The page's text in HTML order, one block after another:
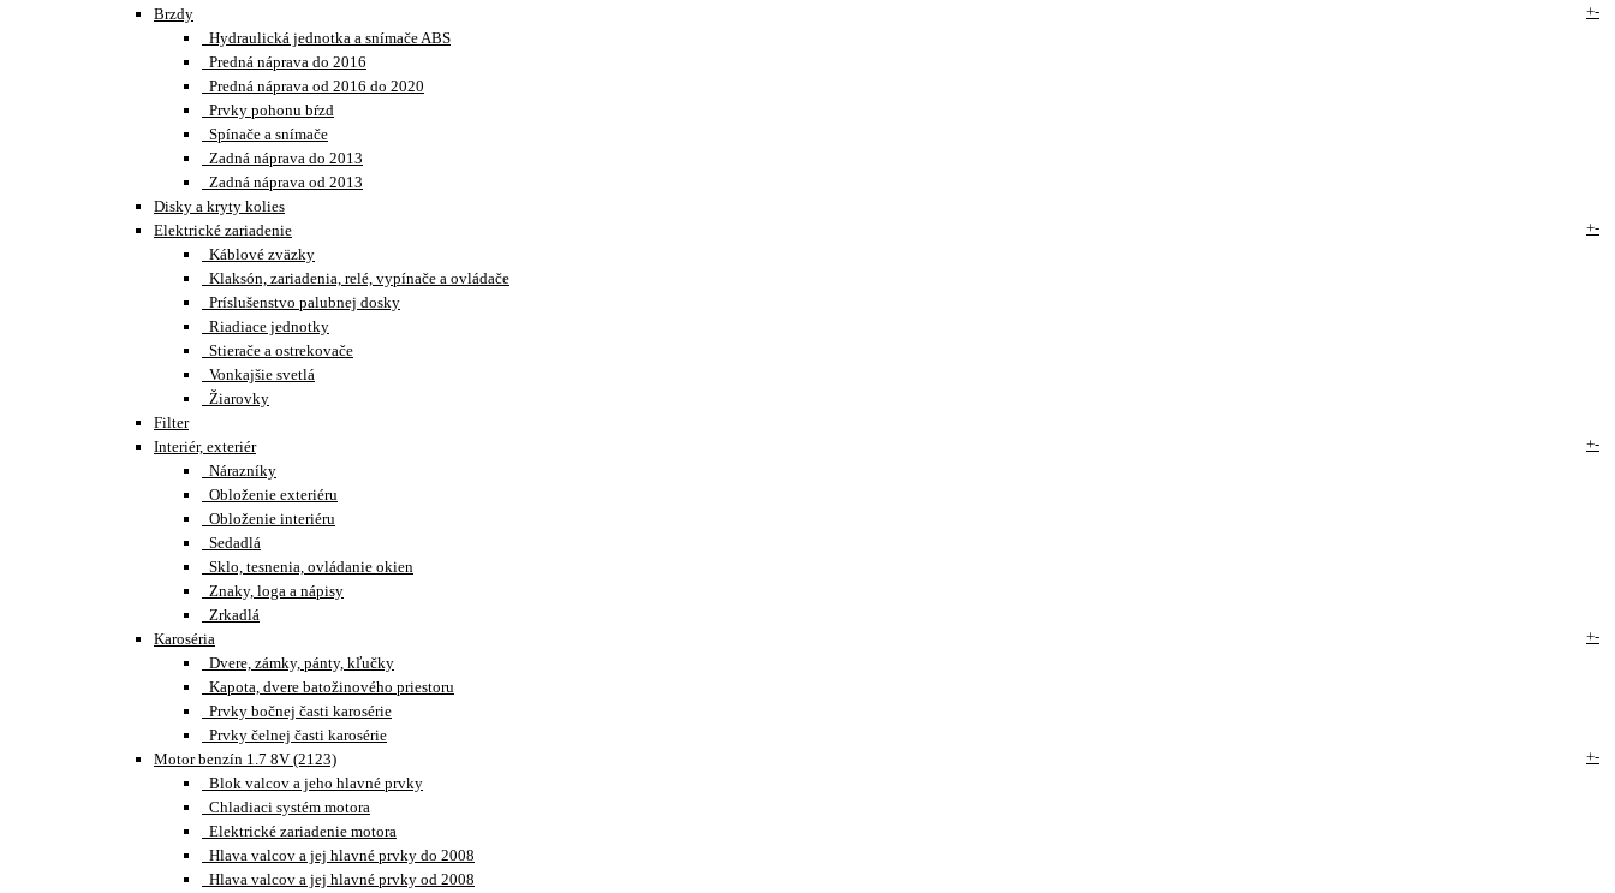
Brzdy
+-
Hydraulická jednotka a snímače ABS
Predná náprava do 2016
Predná náprava od 2016 do 2020
Prvky pohonu bŕzd
Spínače a snímače
Zadná náprava do 2013
Zadná náprava od 2013
Disky a kryty kolies
Elektrické zariadenie
+-
Káblové zväzky
Klaksón, zariadenia, relé, vypínače a ovládače
Príslušenstvo palubnej dosky
Riadiace jednotky
Stierače a ostrekovače
Vonkajšie svetlá
Žiarovky
Filter
Interiér, exteriér
+-
Nárazníky
Obloženie exteriéru
Obloženie interiéru
Sedadlá
Sklo, tesnenia, ovládanie okien
Znaky, loga a nápisy
Zrkadlá
Karoséria
+-
Dvere, zámky, pánty, kľučky
Kapota, dvere batožinového priestoru
Prvky bočnej časti karosérie
Prvky čelnej časti karosérie
Motor benzín 1.7 8V (2123)
+-
Blok valcov a jeho hlavné prvky
Chladiaci systém motora
Elektrické zariadenie motora
Hlava valcov a jej hlavné prvky do 2008
Hlava valcov a jej hlavné prvky od 2008